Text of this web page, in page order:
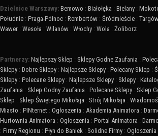
Dzielnice Warszawy: Bemowo : Białołęka : Bielany :
Południe : Praga-Północ : Rembertów : Śródmieście :
Wawer : Wesoła : Wilanów : Włochy : Wola : Żoliborz
Partnerzy: Najlepszy Sklep : Sklepy Godne Zaufania :
Sklepy : Dobre Sklepy : Najlepsze Sklepy : Polecany Sklep :
Sklepy : Polecane Sklepy : Najlepsze Sklepy : Sklepy :
Zaufania : Sklep Godny Zaufania : Polecane Sklepy : Sklep
Sklep : Sklep Świętego Mikołaja : Strój Mikołaja :
Miasto : PINternet : Ogłoszenia : Akademia Animatora :
Hurtownia Animatora : Ogłoszenia : Portal Animatora :
: Firmy Regionu : Płyn do Baniek : Solidne Firmy : Ogłoszenia